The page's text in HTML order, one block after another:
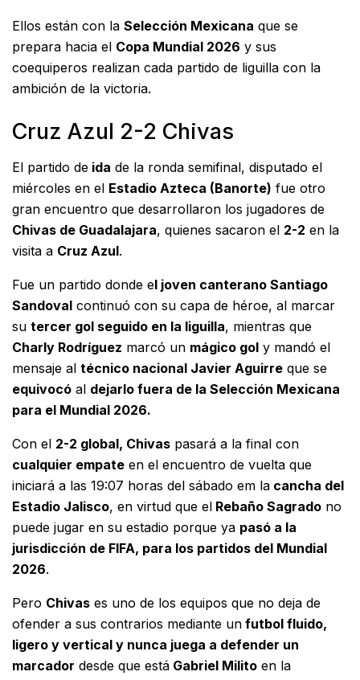
Ellos están con la Selección Mexicana que se
prepara hacia el Copa Mundial 2026 y sus
coequiperos realizan cada partido de liguilla con la
ambición de la victoria.
Cruz Azul 2-2 Chivas
El partido de ida de la ronda semifinal, disputado el
miércoles en el Estadio Azteca (Banorte) fue otro
gran encuentro que desarrollaron los jugadores de
Chivas de Guadalajara, quienes sacaron el 2-2 en la
visita a Cruz Azul.
Fue un partido donde el joven canterano Santiago
Sandoval continuó con su capa de héroe, al marcar
su tercer gol seguido en la liguilla, mientras que
Charly Rodríguez marcó un mágico gol y mandó el
mensaje al técnico nacional Javier Aguirre que se
equivocó al dejarlo fuera de la Selección Mexicana
para el Mundial 2026.
Con el 2-2 global, Chivas pasará a la final con
cualquier empate en el encuentro de vuelta que
iniciará a las 19:07 horas del sábado em la cancha del
Estadio Jalisco, en virtud que el Rebaño Sagrado no
puede jugar en su estadio porque ya pasó a la
jurisdicción de FIFA, para los partidos del Mundial
2026.
Pero Chivas es uno de los equipos que no deja de
ofender a sus contrarios mediante un futbol fluido,
ligero y vertical y nunca juega a defender un
marcador desde que está Gabriel Milito en la